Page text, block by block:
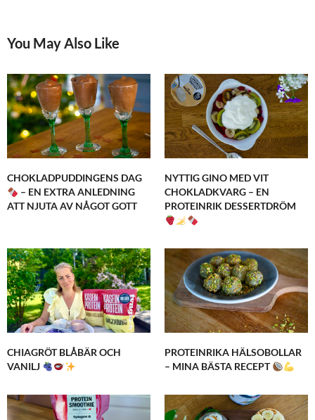
You May Also Like
CHOKLADPUDDINGENS DAG
– EN EXTRA ANLEDNING
ATT NJUTA AV NÅGOT GOTT
NYTTIG GINO MED VIT
CHOKLADKVARG – EN
PROTEINRIK DESSERTDRÖM
CHIAGRÖT BLÅBÄR OCH
VANILJ
PROTEINRIKA HÄLSOBOLLAR
– MINA BÄSTA RECEPT